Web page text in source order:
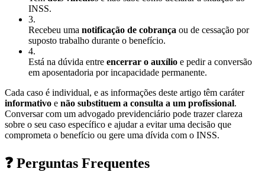
INSS.
3.
Recebeu uma notificação de cobrança ou de cessação por
suposto trabalho durante o benefício.
4.
Está na dúvida entre encerrar o auxílio e pedir a conversão
em aposentadoria por incapacidade permanente.
Cada caso é individual, e as informações deste artigo têm caráter
informativo e não substituem a consulta a um profissional.
Conversar com um advogado previdenciário pode trazer clareza
sobre o seu caso específico e ajudar a evitar uma decisão que
comprometa o benefício ou gere uma dívida com o INSS.
❓ Perguntas Frequentes